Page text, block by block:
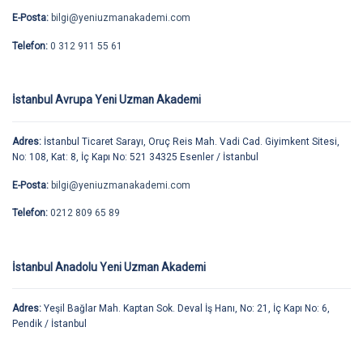
E-Posta: bilgi@yeniuzmanakademi.com
Telefon: 0 312 911 55 61
İstanbul Avrupa Yeni Uzman Akademi
Adres: İstanbul Ticaret Sarayı, Oruç Reis Mah. Vadi Cad. Giyimkent Sitesi,
No: 108, Kat: 8, İç Kapı No: 521 34325 Esenler / İstanbul
E-Posta: bilgi@yeniuzmanakademi.com
Telefon: 0212 809 65 89
İstanbul Anadolu Yeni Uzman Akademi
Adres: Yeşil Bağlar Mah. Kaptan Sok. Deval İş Hanı, No: 21, İç Kapı No: 6,
Pendik / İstanbul